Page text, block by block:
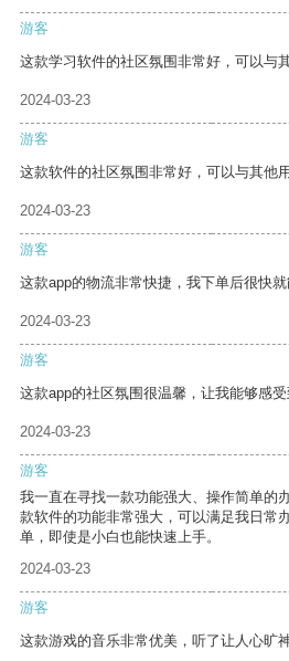
游客
这款学习软件的社区氛围非常好，可以与
2024-03-23
游客
这款软件的社区氛围非常好，可以与其他
2024-03-23
游客
这款app的物流非常快捷，我下单后很快就
2024-03-23
游客
这款app的社区氛围很温馨，让我能够感受
2024-03-23
游客
我一直在寻找一款功能强大、操作简单的
款软件的功能非常强大，可以满足我日常
单，即使是小白也能快速上手。
2024-03-23
游客
这款游戏的音乐非常优美，听了让人心旷神